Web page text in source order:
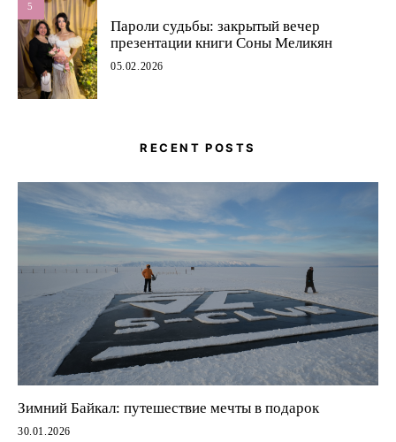
5
Пароли судьбы: закрытый вечер
презентации книги Соны Меликян
05.02.2026
RECENT POSTS
Зимний Байкал: путешествие мечты в подарок
30.01.2026